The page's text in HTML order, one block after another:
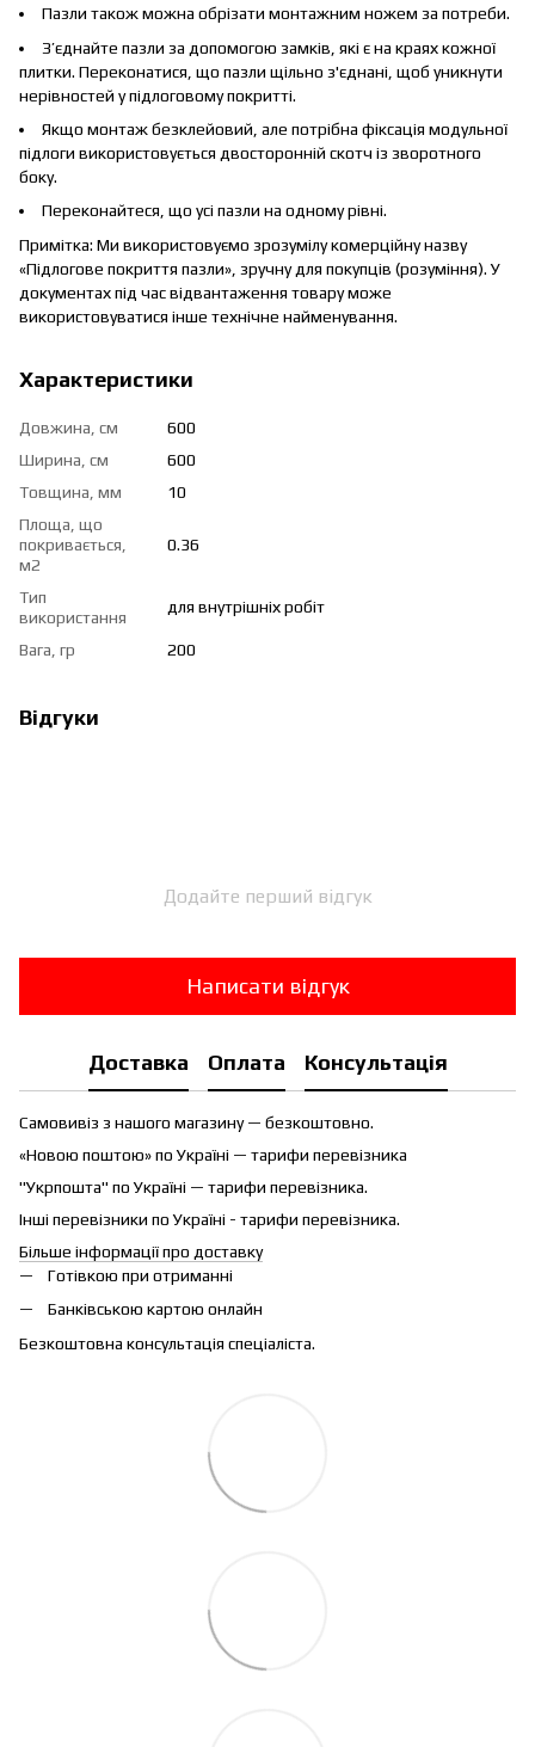
Пазли також можна обрізати монтажним ножем за потреби.
З’єднайте пазли за допомогою замків, які є на краях кожної
плитки. Переконатися, що пазли щільно з'єднані, щоб уникнути
нерівностей у підлоговому покритті.
Якщо монтаж безклейовий, але потрібна фіксація модульної
підлоги використовується двосторонній скотч із зворотного
боку.
Переконайтеся, що усі пазли на одному рівні.
Примітка: Ми використовуємо зрозумілу комерційну назву
«Підлогове покриття пазли», зручну для покупців (розуміння). У
документах під час відвантаження товару може
використовуватися інше технічне найменування.
Характеристики
Довжина, см
600
Ширина, см
600
Товщина, мм
10
Площа, що
покривається,
м2
0.36
Тип
використання
для внутрішніх робіт
Вага, гр 200
Відгуки
Додайте перший відгук
Написати відгук
Доставка Оплата Консультація
Самовивіз з нашого магазину — безкоштовно.
«Новою поштою» по Україні — тарифи перевізника
"Укрпошта" по Україні — тарифи перевізника.
Інші перевізники по Україні - тарифи перевізника.
Більше інформації про доставку
Готівкою при отриманні
Банківською картою онлайн
Безкоштовна консультація спеціаліста.